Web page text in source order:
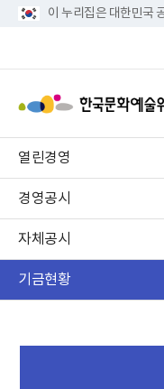
이 누리집은 대한민국
열린경영
경영공시
자체공시
기금현황